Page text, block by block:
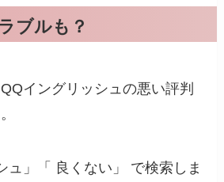
ブルも？
イングリッシュの悪い評判
ュ」「 良くない」 で検索しま